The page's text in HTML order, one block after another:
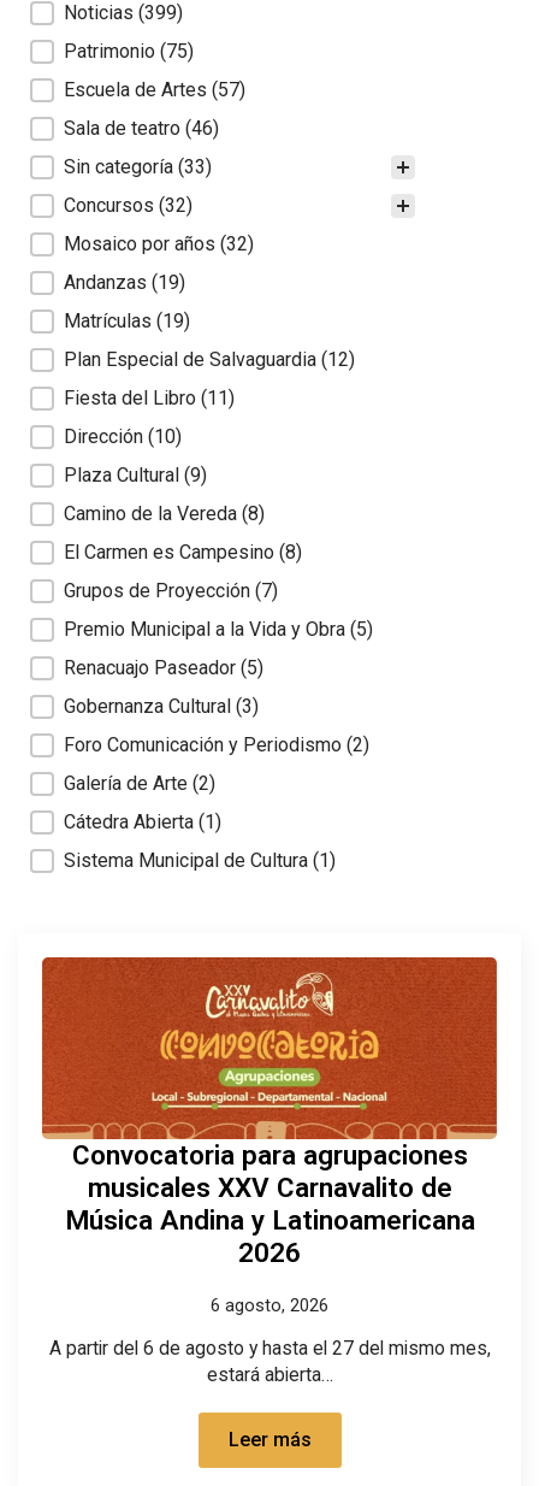
Noticias (399)
Patrimonio (75)
Escuela de Artes (57)
Sala de teatro (46)
Sin categoría (33)
Concursos (32)
Mosaico por años (32)
Andanzas (19)
Matrículas (19)
Plan Especial de Salvaguardia (12)
Fiesta del Libro (11)
Dirección (10)
Plaza Cultural (9)
Camino de la Vereda (8)
El Carmen es Campesino (8)
Grupos de Proyección (7)
Premio Municipal a la Vida y Obra (5)
Renacuajo Paseador (5)
Gobernanza Cultural (3)
Foro Comunicación y Periodismo (2)
Galería de Arte (2)
Cátedra Abierta (1)
Sistema Municipal de Cultura (1)
Convocatoria para agrupaciones
musicales XXV Carnavalito de
Música Andina y Latinoamericana
2026
6 agosto, 2026
A partir del 6 de agosto y hasta el 27 del mismo mes,
estará abierta…
Leer más